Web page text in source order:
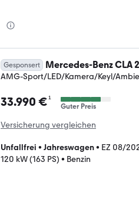
Gesponsert Mercedes-Benz CLA
AMG-Sport/LED/Kamera/Keyl/
33.990 €¹
Guter Preis
Versicherung vergleichen
Unfallfrei • Jahreswagen• EZ 08/
120 kW (163 PS) • Benzin